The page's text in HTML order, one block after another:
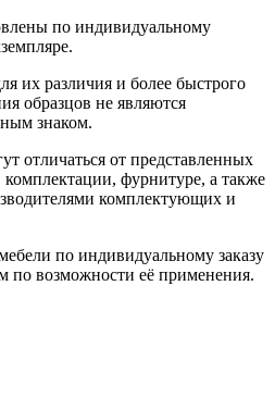
по индивидуальному
их различия и более быстрого
образцов не являются
знаком.
отличаться от представленных
комплектации, фурнитуре, а также
комплектующих и
по индивидуальному заказу
по возможности её применения.